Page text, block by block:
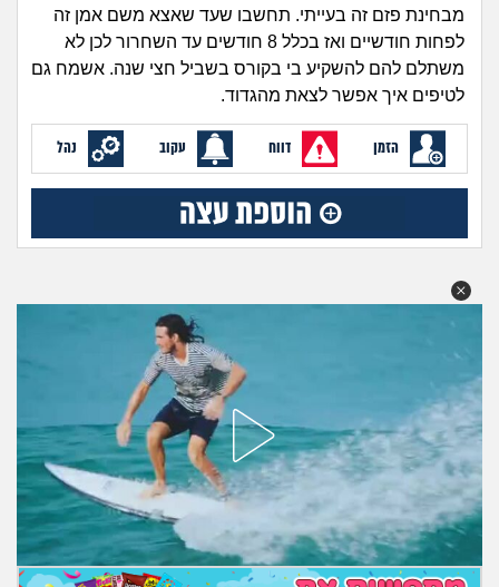
עבודה וקריירה
בית, שכנים ושותפים
מה שעובר עליי
פיננסי וכלכלה
בין הסדינים
חיות מחמד
יוקר המחיה
גאווה
מבחינת פזם זה בעייתי. תחשבו שעד שאצא משם אמן זה
לפחות חודשיים ואז בכלל 8 חודשים עד השחרור לכן לא
משתלם להם להשקיע בי בקורס בשביל חצי שנה. אשמח גם
לטיפים איך אפשר לצאת מהגדוד.
הזמן דווח עקוב נהל